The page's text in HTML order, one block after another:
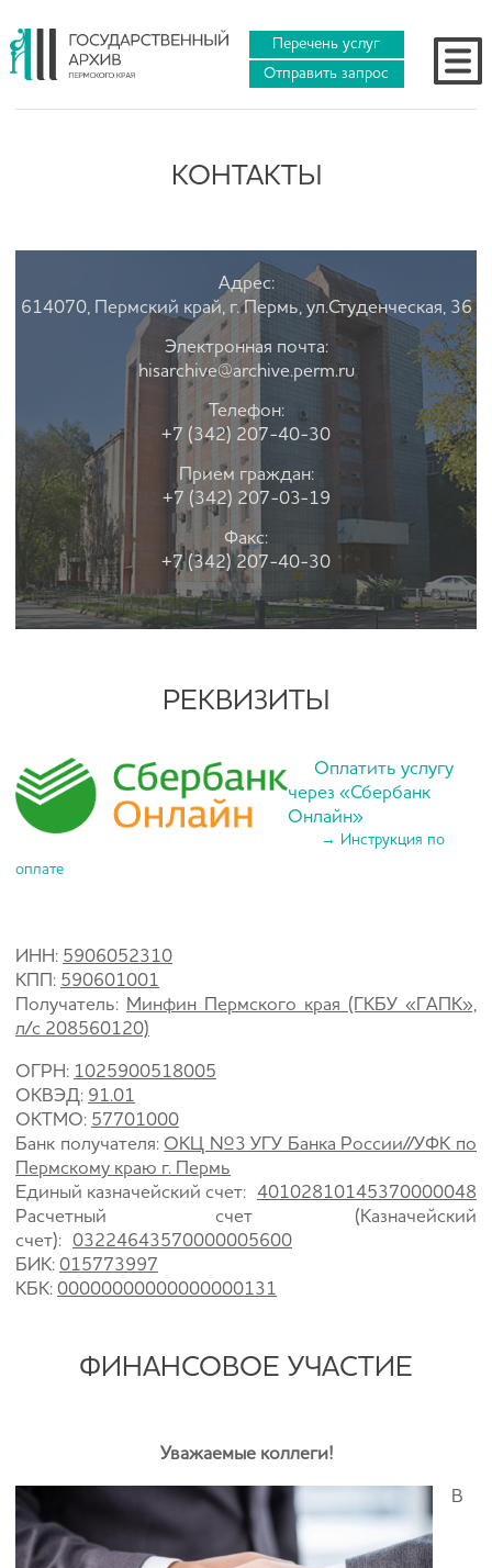
Перечень услуг
Отправить запрос
КОНТАКТЫ
Адрес:
614070, Пермский край, г. Пермь, ул.Студенческая, 36
Электронная почта:
hisarchive@archive.perm.ru
Телефон:
+7 (342) 207-40-30
Прием граждан:
+7 (342) 207-03-19
Факс:
+7 (342) 207-40-30
РЕКВИЗИТЫ
Оплатить услугу
через «Сбербанк
Онлайн»
→ Инструкция по
оплате
ИНН: 5906052310
КПП: 590601001
Получатель: Минфин Пермского края (ГКБУ « ГАПК»,
л/с 208560120)
ОГРН: 1025900518005
ОКВЭД: 91.01
ОКТМО: 57701000
Банк получателя: ОКЦ №3 УГУ Банка России//УФК по
Пермскому краю г. Пермь
Единый казначейский счет: 40102810145370000048
Расчетный счет (Казначейский
счет): 03224643570000005600
БИК: 015773997
КБК: 00000000000000000131
ФИНАНСОВОЕ УЧАСТИЕ
Уважаемые коллеги!
В